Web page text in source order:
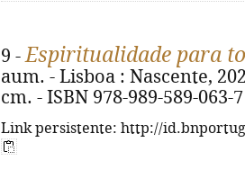
9 -Espiritualidade para
aum. - Lisboa : Nascente,
cm. - ISBN 978-989-589-063-7
Link persistente: http://